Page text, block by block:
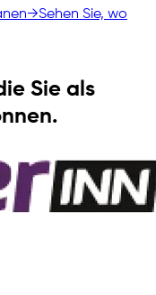
→Sehen Sie, wo
Sie als